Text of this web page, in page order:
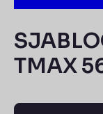
TMAX